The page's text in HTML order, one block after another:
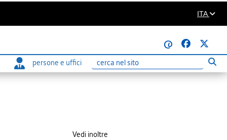
ITA
@
persone e uffici
Ricerca
Vedi inoltre